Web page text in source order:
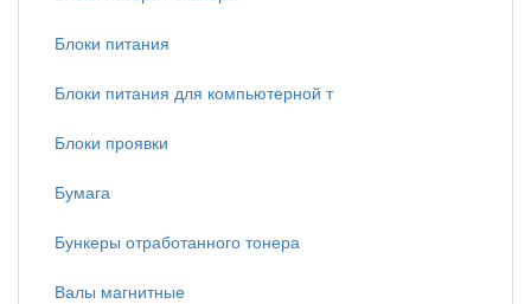
Блоки питания
Блоки питания для компьютерной т
Блоки проявки
Бумага
Бункеры отработанного тонера
Валы магнитные